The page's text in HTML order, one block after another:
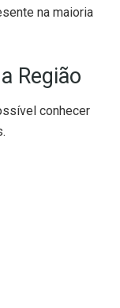
na maioria
Região
conhecer